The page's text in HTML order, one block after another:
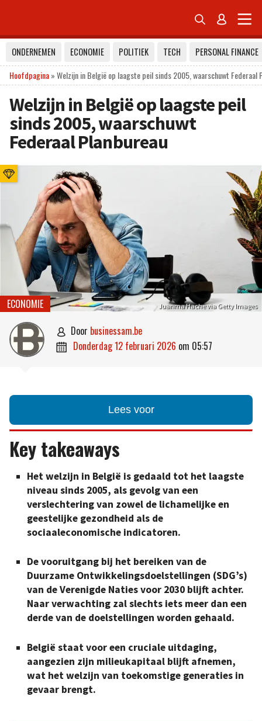
 
ONDERNEMEN ECONOMIE POLITIEK TECH
PERSONAL FINANCE
Hoofdpagina»Welzijn in België op laagste peil sinds 2005, waarschuwt Federaal
Welzijn in België op laagste peil
sinds 2005, waarschuwt
Federaal Planbureau
Juanma Hache via Getty Images
ECONOMIE
 door businessam.be
 donderdag 12 februari 2026 om 05:57
Lees voor
Key takeaways
Het welzijn in België is gedaald tot het laagste
niveau sinds 2005, als gevolg van een
verslechtering van zowel de lichamelijke en
geestelijke gezondheid als de
sociaaleconomische indicatoren.
De vooruitgang bij het bereiken van de
Duurzame Ontwikkelingsdoelstellingen (SDG’s)
van de Verenigde Naties voor 2030 blijft achter.
Naar verwachting zal slechts iets meer dan een
derde van de doelstellingen worden gehaald.
België staat voor een cruciale uitdaging,
aangezien zijn milieukapitaal blijft afnemen,
wat het welzijn van toekomstige generaties in
gevaar brengt.